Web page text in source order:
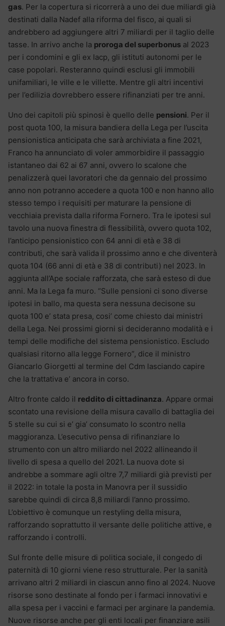
gas. Per la copertura si ricorrerà a uno dei due miliardi già
destinati dalla Nadef alla riforma del fisco, ai quali si
andrebbero ad aggiungere altri 7 miliardi per il taglio delle
tasse. In arrivo anche la proroga del superbonus al 2023
per i condomini e gli ex Iacp, gli istituti autonomi per le
case popolari. Resteranno quindi esclusi gli immobili
unifamiliari, le ville e le villette. Mentre gli altri incentivi
per l’edilizia dovrebbero essere rifinanziati per tre anni.
Uno dei capitoli più spinosi è quello delle pensioni. Per il
post quota 100, la misura bandiera della Lega per l’uscita
pensionistica anticipata che sarà archiviata a fine 2021,
Franco ha annunciato di voler ammorbidire il passaggio
istantaneo dai 62 ai 67 anni, ovvero lo scalone che
penalizzerà quei lavoratori che da gennaio del prossimo
anno non potranno accedere a quota 100 e non hanno allo
stesso tempo i requisiti per maturare la pensione di
vecchiaia prevista dalla riforma Fornero. Tra le ipotesi sul
tavolo una nuova finestra di flessibilità, ovvero quota 102,
l’anticipo pensionistico con 64 anni di età e 38 di
contributi, che sarà valida il prossimo anno e che diventerà
quota 104 (66 anni di età e 38 di contributi) nel 2023. In
aggiunta all’Ape sociale rafforzata, che sarà esteso di due
anni. Ma la Lega fa muro. “Sulle pensioni ci sono diverse
ipotesi in ballo, ma questa sera nessuna decisone su
quota 100 e’ stata presa, cosi’ come chiesto dai ministri
della Lega. Nei prossimi giorni si decideranno modalità e i
tempi delle modifiche del sistema pensionistico. Escludo
qualsiasi ritorno alla legge Fornero”, dice il ministro
Giancarlo Giorgetti al termine del Cdm lasciando capire
che la trattativa e’ ancora in corso.
Altro fronte caldo il reddito di cittadinanza. Appare ormai
scontato una revisione della misura cavallo di battaglia dei
5 stelle su cui si e’ gia’ consumato lo scontro nella
maggioranza. L’esecutivo pensa di rifinanziare lo
strumento con un altro miliardo nel 2022 allineando il
livello di spesa a quello del 2021. La nuova dote si
andrebbe a sommare agli oltre 7,7 miliardi già previsti per
il 2022: in totale la posta in Manovra per il sussidio
sarebbe quindi di circa 8,8 miliardi l’anno prossimo.
L’obiettivo è comunque un restyling della misura,
rafforzando soprattutto il versante delle politiche attive, e
rafforzando i controlli.
Sul fronte delle misure di politica sociale, il congedo di
paternità di 10 giorni viene reso strutturale. Per la sanità
arrivano altri 2 miliardi in ciascun anno fino al 2024. Nuove
risorse sono destinate al fondo per i farmaci innovativi e
alla spesa per i vaccini e farmaci per arginare la pandemia.
Nuove risorse anche per gli enti locali per finanziare asili